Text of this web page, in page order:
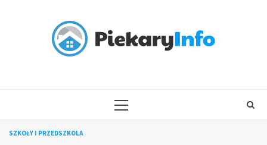
PRIMARY
SZKOŁY I PRZEDSZKOLA